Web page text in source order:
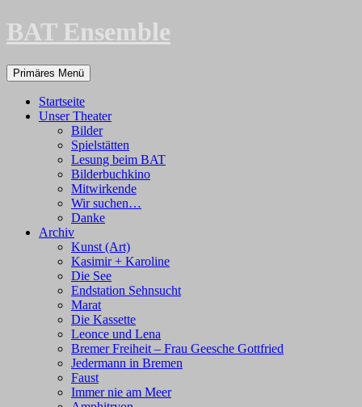
Zum
Inhalt
BAT Ensemble
Suchen
Primäres Menü
Startseite
Unser Theater
Bilder
Spielstätten
Lesung beim BAT
Bilderbuchkino
Mitwirkende
Wir suchen…
Danke
Archiv
Kunst (Art)
Kasimir + Karoline
Die See
Endstation Sehnsucht
Marat
Die Kassette
Leonce und Lena
Bremer Freiheit – Frau Geesche Gottfried
Jedermann in Bremen
Faust
Immer nie am Meer